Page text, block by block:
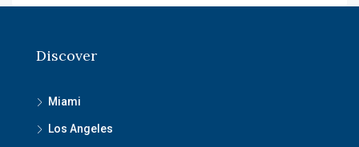
Discover
Miami
Los Angeles